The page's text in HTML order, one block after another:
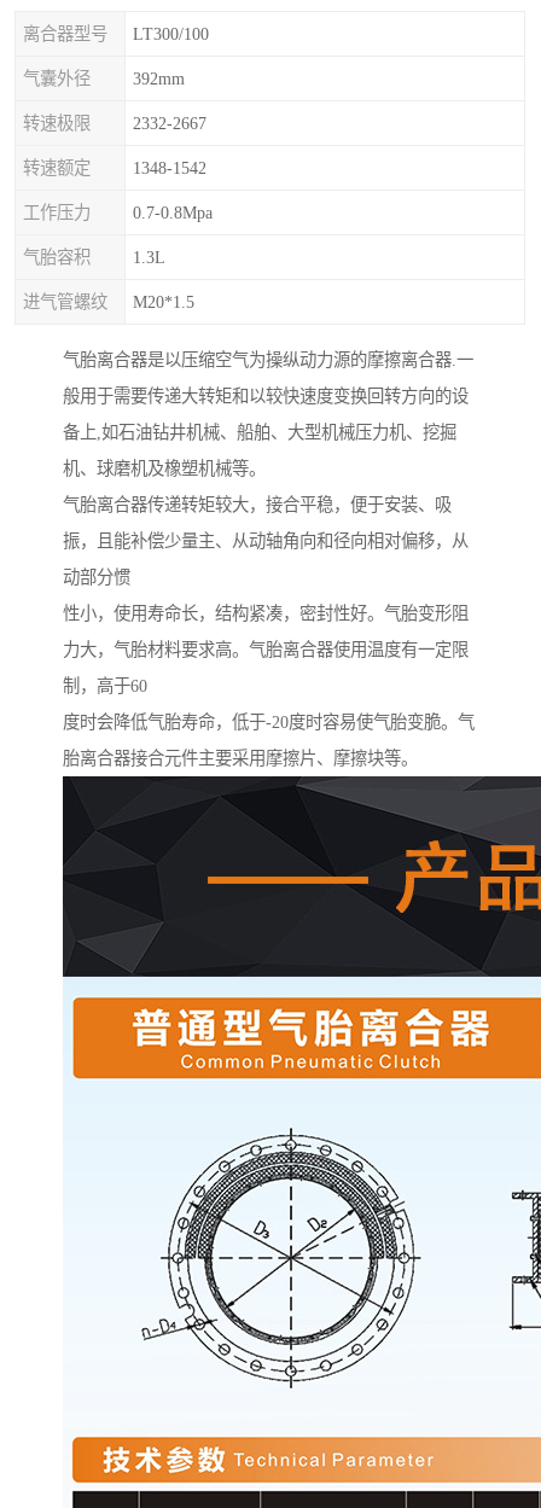
离合器型号 LT300/100
气囊外径 392mm
转速极限 2332-2667
转速额定 1348-1542
工作压力 0.7-0.8Mpa
气胎容积 1.3L
进气管螺纹 M20*1.5
气胎离合器是以压缩空气为操纵动力源的摩擦离合器.一
般用于需要传递大转矩和以较快速度变换回转方向的设
备上,如石油钻井机械、船舶、大型机械压力机、挖掘
机、球磨机及橡塑机械等。
气胎离合器传递转矩较大，接合平稳，便于安装、吸
振，且能补偿少量主、从动轴角向和径向相对偏移，从
动部分惯
性小，使用寿命长，结构紧凑，密封性好。气胎变形阻
力大，气胎材料要求高。气胎离合器使用温度有一定限
制，高于60
度时会降低气胎寿命，低于-20度时容易使气胎变脆。气
胎离合器接合元件主要采用摩擦片、摩擦块等。